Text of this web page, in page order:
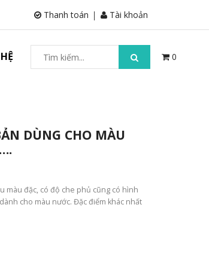
Tài khoản
Thanh toán
0
DÙNG CHO MÀU
màu đặc, có độ che phủ cũng có hình
cho màu nước. Đặc điểm khác nhất